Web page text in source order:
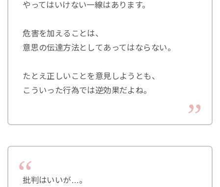
やってはいけない一線はあります。
危害を加えることは、
意思の伝達方法としてあってはならない。
たとえ正しいことを意見しようとも、
こういった行為では逆効果だよね。
批判はいいが…。